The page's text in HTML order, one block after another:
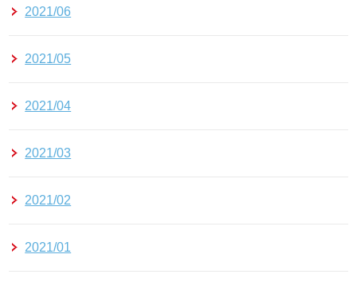
2021/06
2021/05
2021/04
2021/03
2021/02
2021/01